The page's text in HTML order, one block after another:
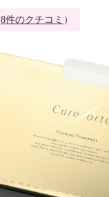
8件のクチコミ ）